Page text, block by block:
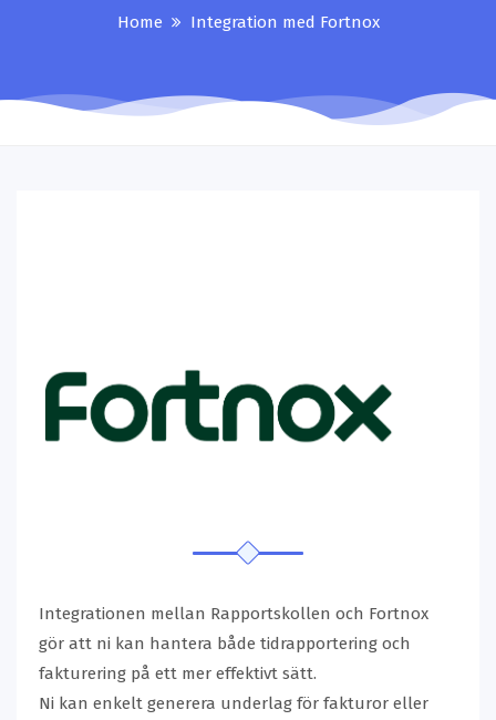
Home Integration med Fortnox
Integrationen mellan Rapportskollen och Fortnox
gör att ni kan hantera både tidrapportering och
fakturering på ett mer effektivt sätt.
Ni kan enkelt generera underlag för fakturor eller